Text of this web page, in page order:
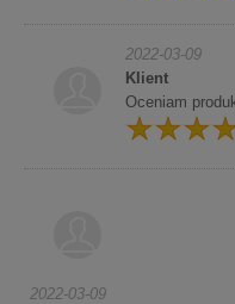
2022-03-09
Klient
Oceniam
2022-03-09